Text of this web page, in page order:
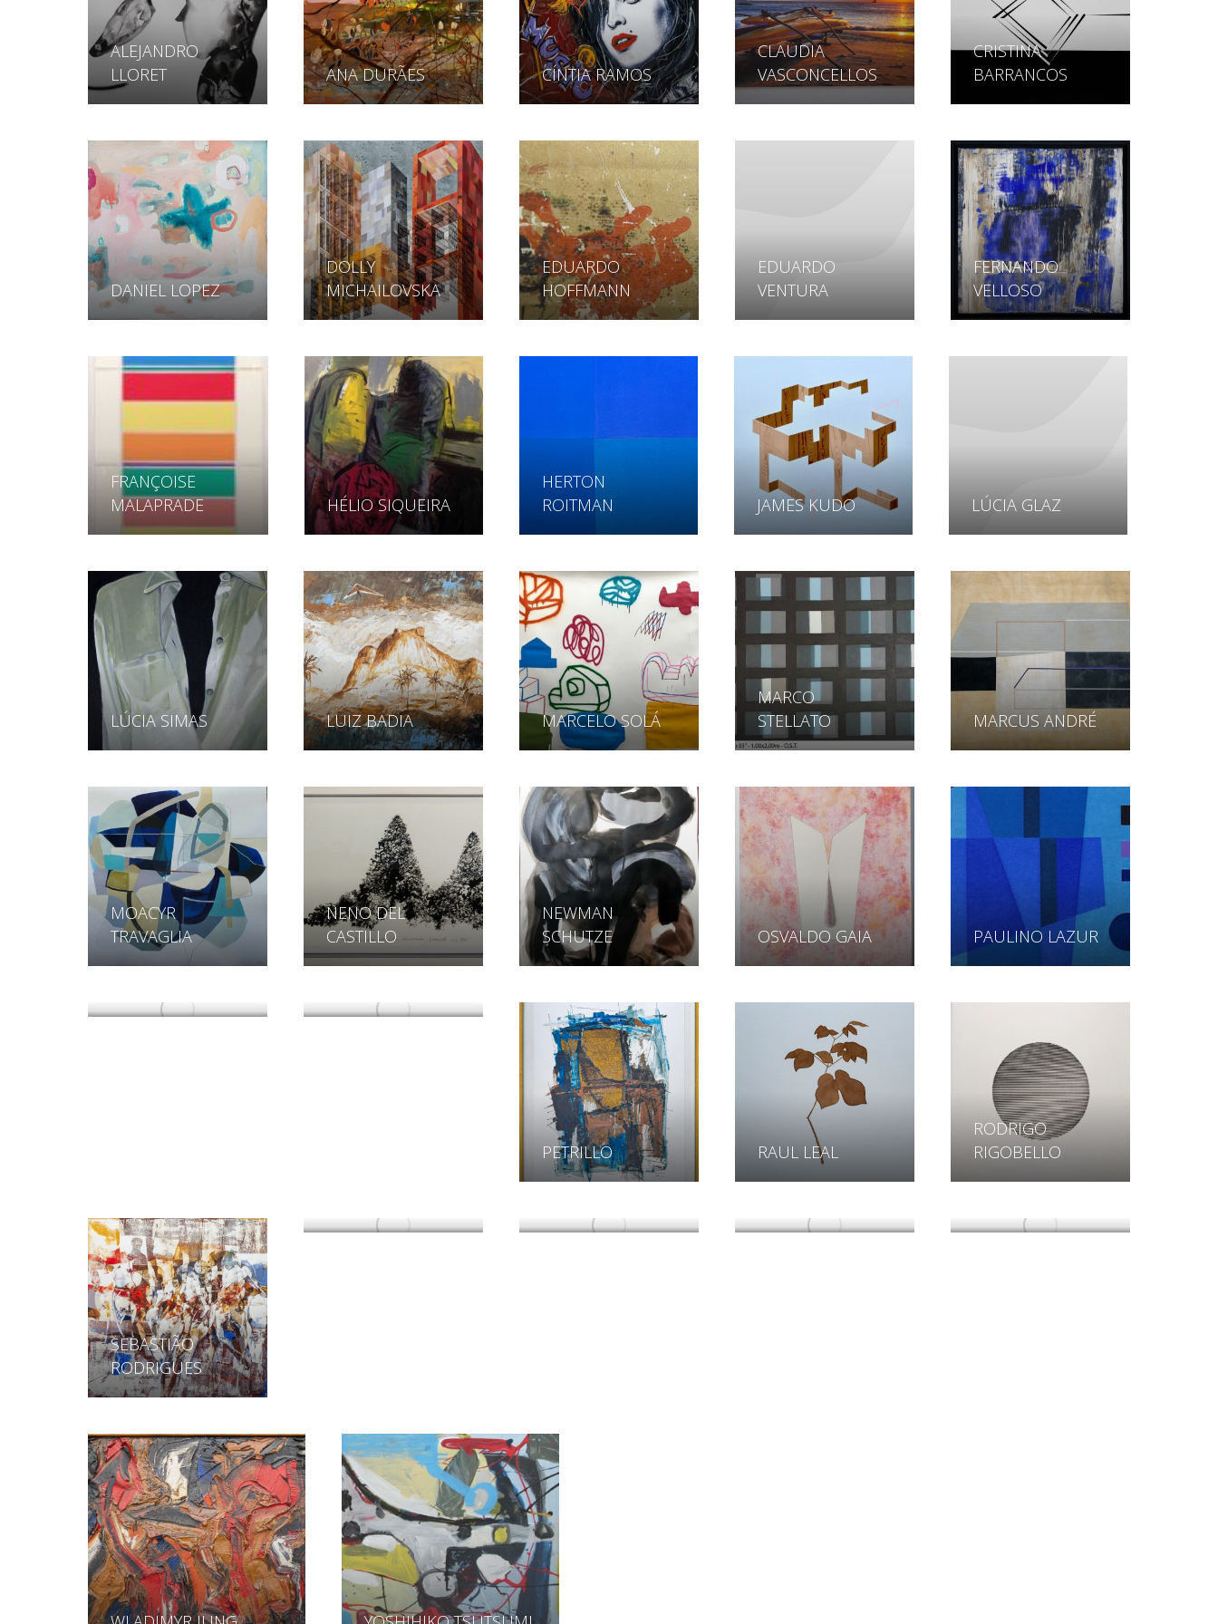
ALEJANDRO
LLORET
ANA DURÃES CÍNTIA RAMOS
CLAUDIA
VASCONCELLOS
CRISTINA
BARRANCOS
DANIEL LOPEZ
DOLLY
MICHAILOVSKA
EDUARDO
HOFFMANN
EDUARDO
VENTURA
FERNANDO
VELLOSO
FRANÇOISE
MALAPRADE
HÉLIO SIQUEIRA
HERTON
ROITMAN
JAMES KUDO LÚCIA GLAZ
LÚCIA SIMAS LUIZ BADIA MARCELO SOLÁ
MARCO
STELLATO
MARCUS ANDRÉ
MOACYR
TRAVAGLIA
NENO DEL
CASTILLO
NEWMAN
SCHUTZE
OSVALDO GAIA PAULINO LAZUR
PETRILLO RAUL LEAL
RODRIGO
RIGOBELLO
SEBASTIÃO
RODRIGUES
WALTER